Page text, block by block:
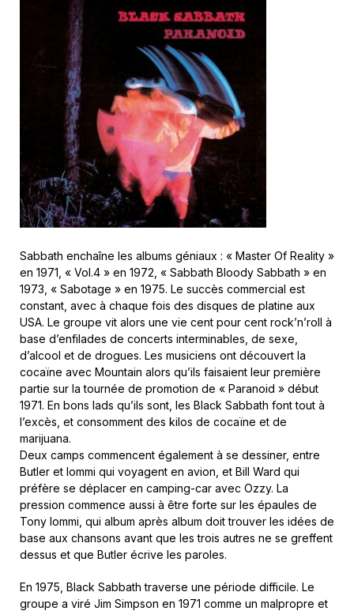
Sabbath enchaîne les albums géniaux : « Master Of Reality »
en 1971, « Vol.4 » en 1972, « Sabbath Bloody Sabbath » en
1973, « Sabotage » en 1975. Le succès commercial est
constant, avec à chaque fois des disques de platine aux
USA. Le groupe vit alors une vie cent pour cent rock’n’roll à
base d’enfilades de concerts interminables, de sexe,
d’alcool et de drogues. Les musiciens ont découvert la
cocaïne avec Mountain alors qu’ils faisaient leur première
partie sur la tournée de promotion de « Paranoid » début
1971. En bons lads qu’ils sont, les Black Sabbath font tout à
l’excès, et consomment des kilos de cocaïne et de
marijuana.
Deux camps commencent également à se dessiner, entre
Butler et Iommi qui voyagent en avion, et Bill Ward qui
préfère se déplacer en camping-car avec Ozzy. La
pression commence aussi à être forte sur les épaules de
Tony Iommi, qui album après album doit trouver les idées de
base aux chansons avant que les trois autres ne se greffent
dessus et que Butler écrive les paroles.
En 1975, Black Sabbath traverse une période difficile. Le
groupe a viré Jim Simpson en 1971 comme un malpropre et